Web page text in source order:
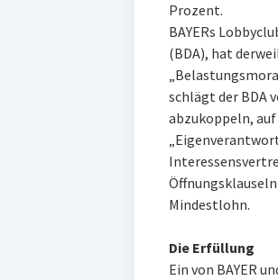
Prozent.
BAYERs
(BDA), hat
schlägt der BDA
abzukoppeln,
Mindestlohn.
Die Erfüllung
Ein von BAYER